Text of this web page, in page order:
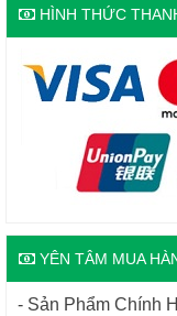
HÌNH THỨC
YÊN TÂM MUA
- Sản Phẩm Chính